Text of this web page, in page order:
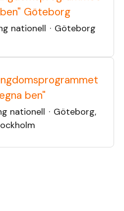
Göteborg
nationell · Göteborg
ben"
nationell · Göteborg,